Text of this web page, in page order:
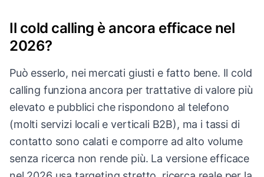
Il cold calling è ancora efficace nel
2026?
Può esserlo, nei mercati giusti e fatto bene. Il cold
calling funziona ancora per trattative di valore più
elevato e pubblici che rispondono al telefono
(molti servizi locali e verticali B2B), ma i tassi di
contatto sono calati e comporre ad alto volume
senza ricerca non rende più. La versione efficace